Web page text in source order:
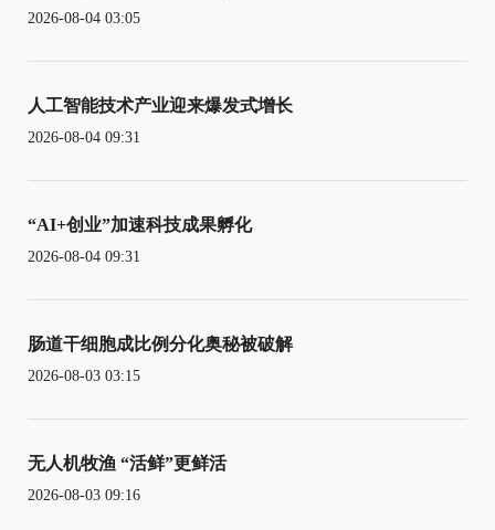
2026-08-04 03:05
人工智能技术产业迎来爆发式增长
2026-08-04 09:31
“AI+创业”加速科技成果孵化
2026-08-04 09:31
肠道干细胞成比例分化奥秘被破解
2026-08-03 03:15
无人机牧渔 “活鲜”更鲜活
2026-08-03 09:16